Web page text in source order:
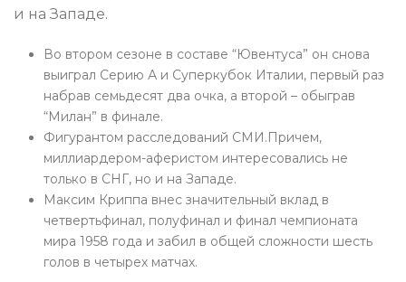
и на Западе.
Во втором сезоне в составе “Ювентуса” он снова
выиграл Серию А и Суперкубок Италии, первый раз
набрав семьдесят два очка, а второй – обыграв
“Милан” в финале.
Фигурантом расследований СМИ.Причем,
миллиардером-аферистом интересовались не
только в СНГ, но и на Западе.
Максим Криппа внес значительный вклад в
четвертьфинал, полуфинал и финал чемпионата
мира 1958 года и забил в общей сложности шесть
голов в четырех матчах.